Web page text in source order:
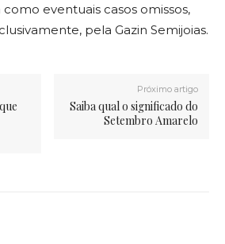
eventuais casos omissos,
pela Gazin Semijoias.
Próximo artigo
Saiba qual o significado do
Setembro Amarelo